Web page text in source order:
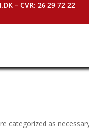
– CVR: 26 29 72 22
categorized as